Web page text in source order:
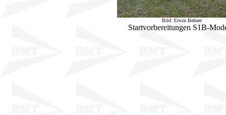
Bild: Erwin Behner
Startvorbereitungen S1B-